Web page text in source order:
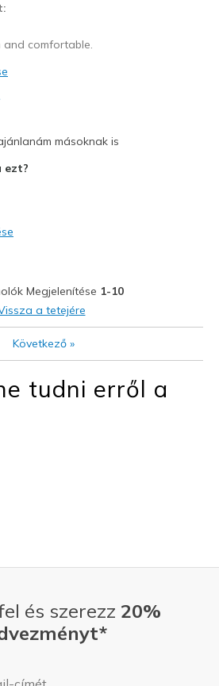
comfortable.
true to size
are for Wearing
másoknak is
ezt?
Megjelenítése 1-10
a tetejére
Következő»
tudni erről a
és szerezz 20%